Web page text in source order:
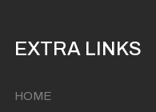
EXTRA LINKS
HOME